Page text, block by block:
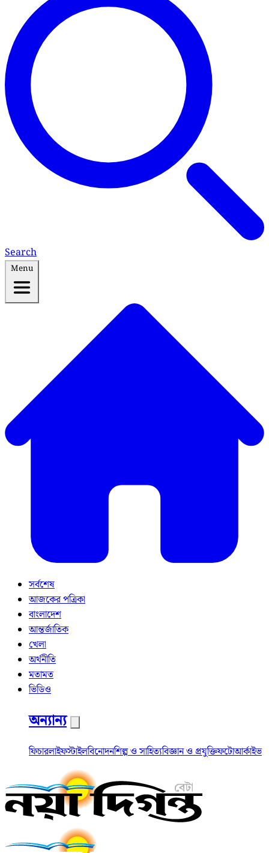
Search
Menu
সর্বশেষ
আজকের পত্রিকা
বাংলাদেশ
আন্তর্জাতিক
খেলা
অর্থনীতি
মতামত
ভিডিও
অন্যান্য
ফিচারলাইফস্টাইলবিনোদনশিল্প ও সাহিত্যবিজ্ঞান ও প্রযুক্তিফটোআর্কাইভ